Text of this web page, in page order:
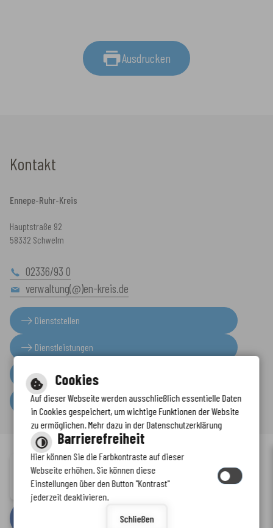
Ausdrucken
Kontakt
Ennepe-Ruhr-Kreis
Hauptstraße 92
58332 Schwelm
02336/93 0
verwaltung(@)en-kreis.de
Dienststellen
Dienstleistungen
Presseinformationen
Serviceportal
Inhalt-Impressum-Datenschutzerklärung Kontaktformular -
Barrierefreiheit
bycm citymedia GmbH
Immer auf dem neuesten Stand
www.enkreis.de möchte Ihnen Benachrichtigungen senden
Cookies
Auf dieser Webseite werden ausschließlich essentielle Daten
in Cookies gespeichert, um wichtige Funktionen der Website
zu ermöglichen. Mehr dazu in der Datenschutzerklärung
Barrierefreiheit
Hier können Sie die Farbkontraste auf dieser
Webseite erhöhen. Sie können diese
Einstellungen über den Button "Kontrast"
jederzeit deaktivieren.
Schließen